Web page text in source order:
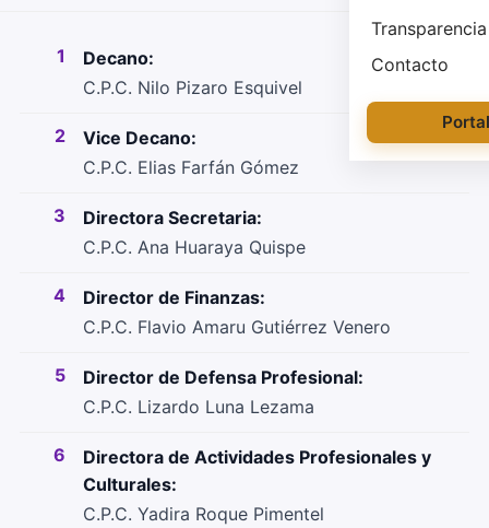
Transparencia
Contacto
1
Decano:
C.P.C. Nilo Pizaro Esquivel
2
Vice Decano:
C.P.C. Elias Farfán Gómez
3
Directora Secretaria:
C.P.C. Ana Huaraya Quispe
4
Director de Finanzas:
C.P.C. Flavio Amaru Gutiérrez Venero
5
Director de Defensa Profesional:
C.P.C. Lizardo Luna Lezama
6
Directora de Actividades Profesionales y
Culturales:
C.P.C. Yadira Roque Pimentel